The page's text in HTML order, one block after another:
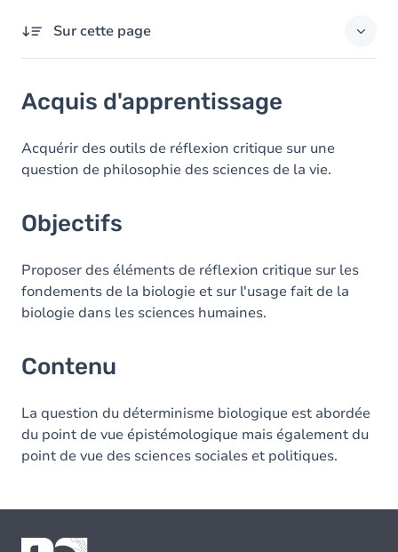
Sur cette page
Objectifs
Contenu
Acquis d'apprentissage
Acquérir des outils de réflexion critique sur une
question de philosophie des sciences de la vie.
Objectifs
Proposer des éléments de réflexion critique sur les
fondements de la biologie et sur l'usage fait de la
biologie dans les sciences humaines.
Contenu
La question du déterminisme biologique est abordée
du point de vue épistémologique mais également du
point de vue des sciences sociales et politiques.